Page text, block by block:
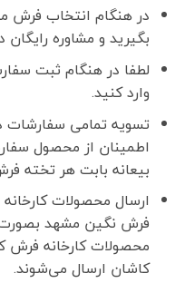
در هنگام انتخاب فرش
بگیرید و مشاوره
لطفا در هنگام ثبت
وارد کنید.
تسویه تمامی
اطمینان از محصول
بیعانه بابت هر تخته فرش ۱/۴ قیمت
ارسال محصولات
فرش نگین مشهد بصورت
محصولات کارخانه فرش
کاشان ارسال می‌شوند.